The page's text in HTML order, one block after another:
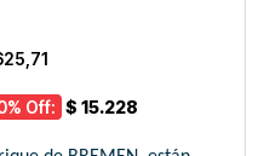
% Off: $ 15.228